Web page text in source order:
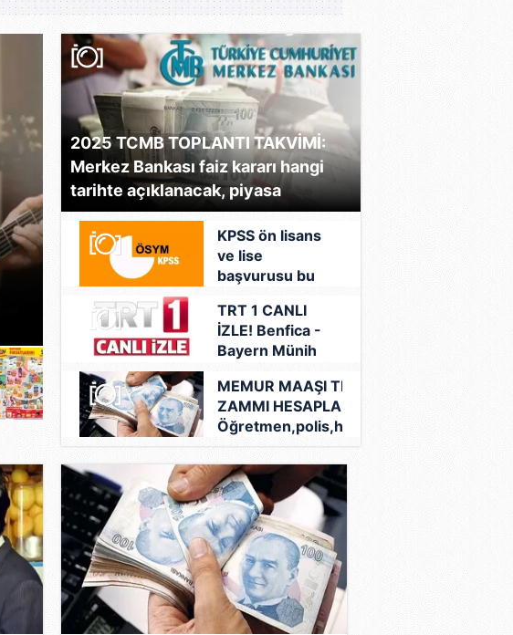
A.B.İ.’nin Behram’ı Diren
Polatoğulları bakın aslen
Memleketi şaşırttı! Herkes
Diyarbakırlı sanıyor...
2025 TCMB TOPLANTI TAKVİMİ:
Merkez Bankası faiz kararı hangi
tarihte açıklanacak, piyasa
beklentileri nasıl?
KPSS ön lisans
ve lise
başvurusu bu
zaman? 2025
KPSS sınav
takvimi
TRT 1 CANLI
İZLE! Benfica -
Bayern Münih
TRT 1 canlı izle
linki!
MEMUR MAAŞI TEMMUZ
ZAMMI HESAPLAMA:
Öğretmen,polis,hemşire,doktor..
En düşük memur maaşı ne kadar
olacak, taban maaş kaç TL?